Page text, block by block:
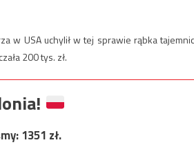
w USA uchylił w tej sprawie rąbka
200 tys. zł.
1351 zł.